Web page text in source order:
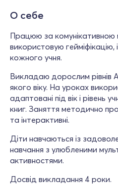
О себе
Працюю за
використовую гейміфікацію,
кожного учня.
Викладаю дорослим рівнів
якого віку. На уроках
адаптовані під вік і рівень
книг. Заняття методично
та інтерактивні.
Діти навчаються із
навчання з улюбленими
активностями.
Досвід викладання 4 роки.